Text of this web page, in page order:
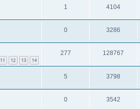
1 4104
0 3286
11 12 13 14
277 128767
5 3798
0 3542